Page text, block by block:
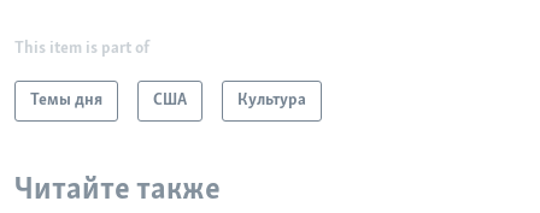
This item is part of
Темы дня США Культура
Читайте также